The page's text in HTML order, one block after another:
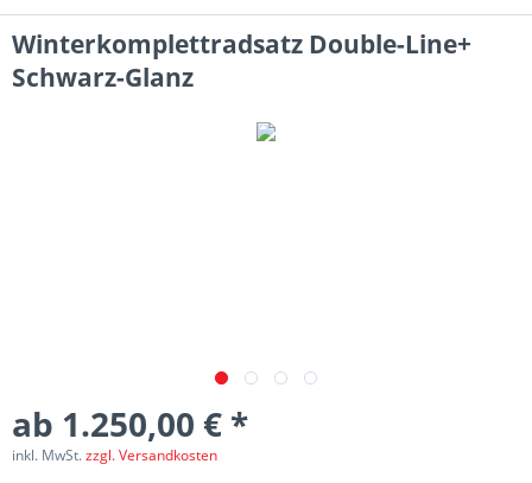
Winterkomplettradsatz Double-Line+
Schwarz-Glanz
ab 1.250,00 € *
inkl. MwSt.zzgl. Versandkosten